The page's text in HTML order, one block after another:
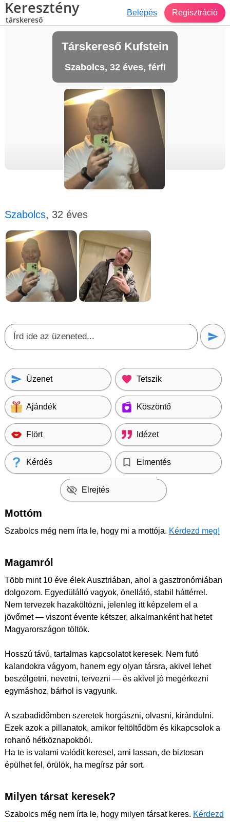
Keresztény
társkereső
Belépés Regisztráció
Társkereső Kufstein
Szabolcs, 32 éves, férfi
Szabolcs, 32 éves
Üzenet Tetszik
Ajándék Köszöntő
Flört Idézet
Kérdés Elmentés
Elrejtés
Mottóm
Szabolcs még nem írta le, hogy mi a mottója. Kérdezd meg!
Magamról
Több mint 10 éve élek Ausztriában, ahol a gasztronómiában
dolgozom. Egyedülálló vagyok, önellátó, stabil háttérrel.
Nem tervezek hazaköltözni, jelenleg itt képzelem el a
jövőmet — viszont évente kétszer, alkalmanként hat hetet
Magyarországon töltök.
Hosszú távú, tartalmas kapcsolatot keresek. Nem futó
kalandokra vágyom, hanem egy olyan társra, akivel lehet
beszélgetni, nevetni, tervezni — és akivel jó megérkezni
egymáshoz, bárhol is vagyunk.
A szabadidőmben szeretek horgászni, olvasni, kirándulni.
Ezek azok a pillanatok, amikor feltöltődöm és kikapcsolok a
rohanó hétköznapokból.
Ha te is valami valódit keresel, ami lassan, de biztosan
épülhet fel, örülök, ha megírsz pár sort.
Milyen társat keresek?
Szabolcs még nem írta le, hogy milyen társat keres. Kérdezd